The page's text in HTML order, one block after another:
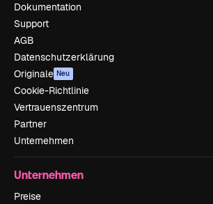
Dokumentation
Support
AGB
Datenschutzerklärung
Originale Neu
Cookie-Richtlinie
Vertrauenszentrum
Partner
Unternehmen
Unternehmen
Preise